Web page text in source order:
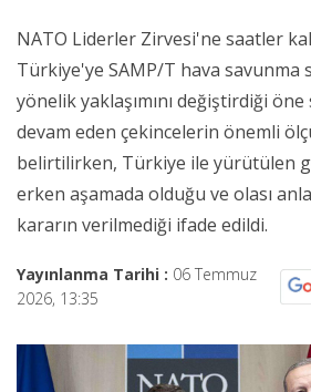
NATO Liderler Zirvesi'ne saatler
Türkiye'ye SAMP/T hava savunma
yönelik yaklaşımını değiştirdiği öne
devam eden çekincelerin önemli
belirtilirken, Türkiye ile yürütülen
erken aşamada olduğu ve olası
kararın verilmediği ifade edildi.
Yayınlanma Tarihi : 06 Temmuz
2026, 13:35